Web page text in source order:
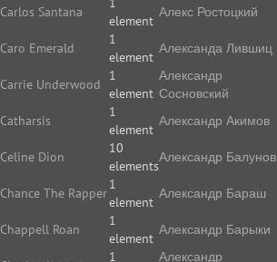
Carlos Santana
element
Caro Emerald
1
element
Carrie Underwood
1
element
Catharsis
1
element
Celine Dion
10
elements
Chance The Rapper
1
element
Chappell Roan
1
element
1
Алекс Ростоцкий
Александа Лившиц
Александр
Сосновский
Александр Акимов
Александр Балунов
Александр Бараш
Александр Барыки
Александр